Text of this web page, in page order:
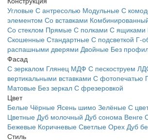
Угловые С антресолью Модульные С
элементом Со вставками
Со стеклом Прямые С полками С ящиками
Скошенные Стандартные С подсветкой Г-
распашными дверями Двойные Без
Фасад
С зеркалом Глянец МДФ С пескоструем
вертикальными вставками С фотопечатью
Матовые Без зеркал С фрезеровкой
Цвет
Белые Чёрные Ясень шимо Зелёные С
Цветные Дуб молочный Дуб сонома Венге
Бежевые Коричневые Светлые Орех Дуб
Стиль